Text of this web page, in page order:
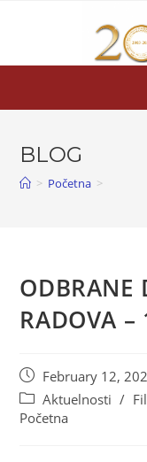
BLOG
> Početna >
ODBRANE
RADOVA
February 12,
Aktuelnosti /
Početna